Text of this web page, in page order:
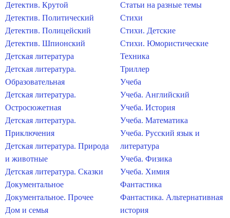
Детектив. Крутой
Детектив. Политический
Детектив. Полицейский
Детектив. Шпионский
Детская литература
Детская литература.
Образовательная
Детская литература.
Остросюжетная
Детская литература.
Приключения
Детская литература. Природа
и животные
Детская литература. Сказки
Документальное
Документальное. Прочее
Дом и семья
Статьи на разные темы
Стихи
Стихи. Детские
Стихи. Юмористические
Техника
Триллер
Учеба
Учеба. Английский
Учеба. История
Учеба. Математика
Учеба. Русский язык и
литература
Учеба. Физика
Учеба. Химия
Фантастика
Фантастика. Альтернативная
история